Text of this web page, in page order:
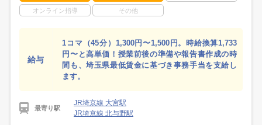
オンライン指導 その他
給与
1コマ（45分）1,300円〜1,500円。時給換算1,733
円〜と高単価！授業前後の準備や報告書作成の時
間も、埼玉県最低賃金に基づき事務手当を支給し
ます。
最寄り駅
JR埼京線 大宮駅
JR埼京線 北与野駅